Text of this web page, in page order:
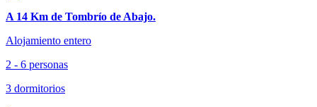
A 14 Km de Tombrío de Abajo.
Alojamiento entero
2 - 6 personas
3 dormitorios